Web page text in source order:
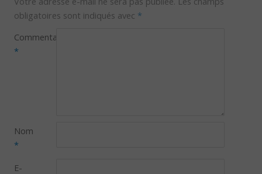
obligatoires sont indiqués avec *
Commentaire
*
Nom
*
E-